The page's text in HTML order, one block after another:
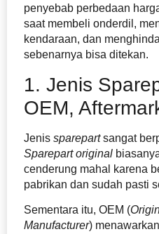
penyebab perbedaan
saat membeli onderdil,
kendaraan, dan
sebenarnya bisa ditekan.
1. Jenis
OEM,
Jenis sparepartsangat
Sparepart original
cenderung mahal karena
pabrikan dan sudah pasti
Sementara itu, OEM (
Manufacturer)